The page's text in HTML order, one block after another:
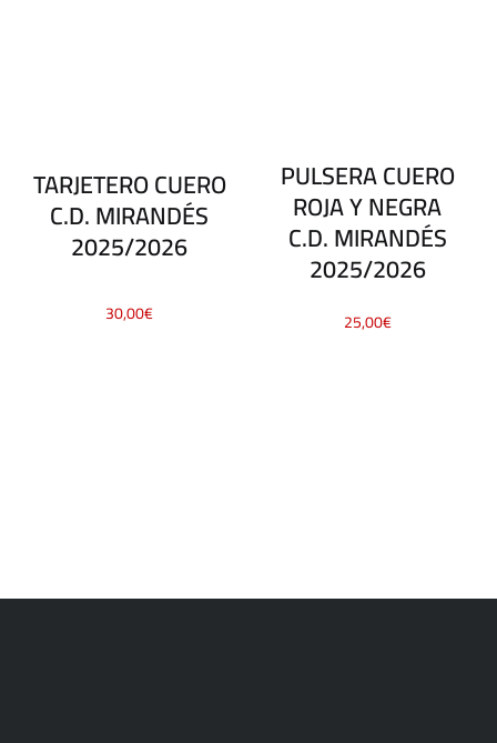
TARJETERO CUERO
C.D. MIRANDÉS
2025/2026
30,00€
PULSERA CUERO
ROJA Y NEGRA
C.D. MIRANDÉS
2025/2026
25,00€